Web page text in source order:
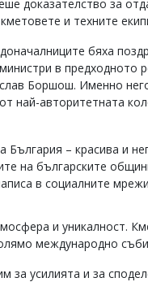
доказателство за
и техните
бяха
в предходното
Боршош. Именно
най-авторитетната
България – красива и
на българските
в социалните
и уникалност.
международно
за усилията и за